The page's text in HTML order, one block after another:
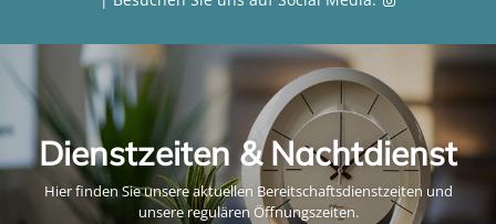
Dienstzeiten & Nachtdienst
Hier finden Sie unsere aktuellen Bereitschaftsdienstzeiten und
unsere regulären Öffnungszeiten.